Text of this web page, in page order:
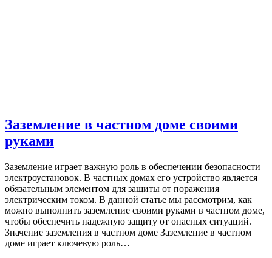
Заземление в частном доме своими
руками
Заземление играет важную роль в обеспечении безопасности
электроустановок. В частных домах его устройство является
обязательным элементом для защиты от поражения
электрическим током. В данной статье мы рассмотрим, как
можно выполнить заземление своими руками в частном доме,
чтобы обеспечить надежную защиту от опасных ситуаций.
Значение заземления в частном доме Заземление в частном
доме играет ключевую роль…